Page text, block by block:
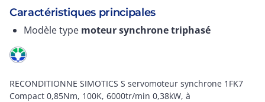
Caractéristiques principales
Modèle type moteur synchrone triphasé
RECONDITIONNE SIMOTICS S servomoteur synchrone 1FK7
Compact 0,85Nm, 100K, 6000tr/min 0,38kW, à